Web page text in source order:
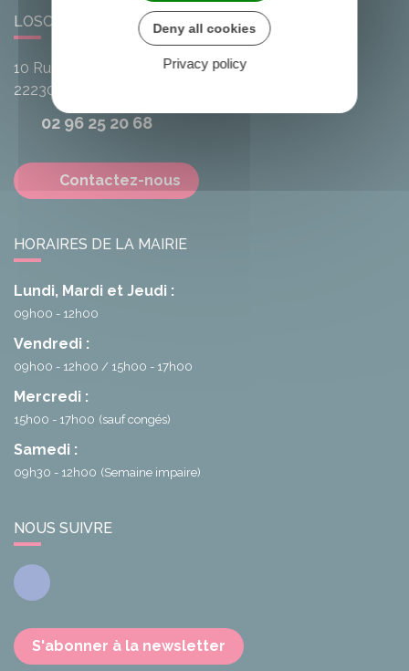
LOSCOUËT-SUR-MEU
10 Rue de l'Avenir
22230
02 96 25 20 68
Contactez-nous
HORAIRES DE LA MAIRIE
Lundi, Mardi et Jeudi :
09h00 - 12h00
Vendredi :
09h00 - 12h00 15h00 - 17h00
Mercredi :
15h00 - 17h00 (sauf congés)
Samedi :
09h30 - 12h00 (Semaine impaire)
NOUS SUIVRE
Facebook
S'abonner à la newsletter
Deny all cookies
Privacy policy